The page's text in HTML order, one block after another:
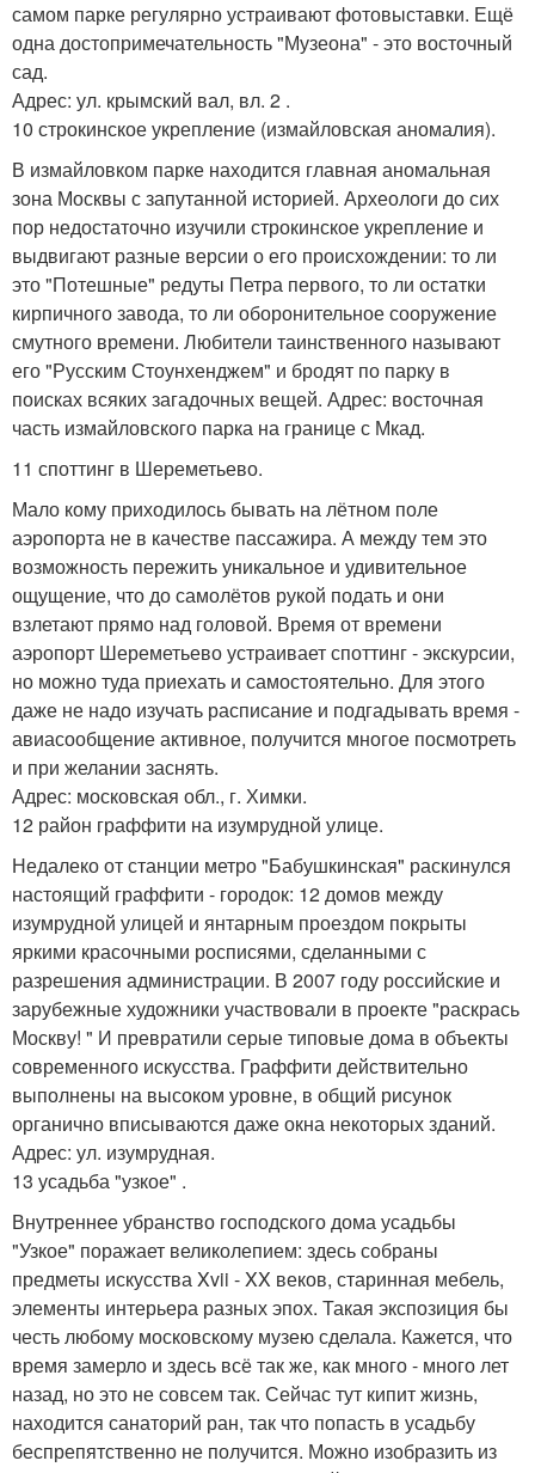
самом парке регулярно устраивают фотовыставки. Ещё
одна достопримечательность "Музеона" - это восточный
сад.
Адрес: ул. крымский вал, вл. 2 .
10 строкинское укрепление (измайловская аномалия).
В измайловком парке находится главная аномальная
зона Москвы с запутанной историей. Археологи до сих
пор недостаточно изучили строкинское укрепление и
выдвигают разные версии о его происхождении: то ли
это "Потешные" редуты Петра первого, то ли остатки
кирпичного завода, то ли оборонительное сооружение
смутного времени. Любители таинственного называют
его "Русским Стоунхенджем" и бродят по парку в
поисках всяких загадочных вещей. Адрес: восточная
часть измайловского парка на границе с Мкад.
11 споттинг в Шереметьево.
Мало кому приходилось бывать на лётном поле
аэропорта не в качестве пассажира. А между тем это
возможность пережить уникальное и удивительное
ощущение, что до самолётов рукой подать и они
взлетают прямо над головой. Время от времени
аэропорт Шереметьево устраивает споттинг - экскурсии,
но можно туда приехать и самостоятельно. Для этого
даже не надо изучать расписание и подгадывать время -
авиасообщение активное, получится многое посмотреть
и при желании заснять.
Адрес: московская обл., г. Химки.
12 район граффити на изумрудной улице.
Недалеко от станции метро "Бабушкинская" раскинулся
настоящий граффити - городок: 12 домов между
изумрудной улицей и янтарным проездом покрыты
яркими красочными росписями, сделанными с
разрешения администрации. В 2007 году российские и
зарубежные художники участвовали в проекте "раскрась
Москву! " И превратили серые типовые дома в объекты
современного искусства. Граффити действительно
выполнены на высоком уровне, в общий рисунок
органично вписываются даже окна некоторых зданий.
Адрес: ул. изумрудная.
13 усадьба "узкое" .
Внутреннее убранство господского дома усадьбы
"Узкое" поражает великолепием: здесь собраны
предметы искусства Xvii - XX веков, старинная мебель,
элементы интерьера разных эпох. Такая экспозиция бы
честь любому московскому музею сделала. Кажется, что
время замерло и здесь всё так же, как много - много лет
назад, но это не совсем так. Сейчас тут кипит жизнь,
находится санаторий ран, так что попасть в усадьбу
беспрепятственно не получится. Можно изобразить из